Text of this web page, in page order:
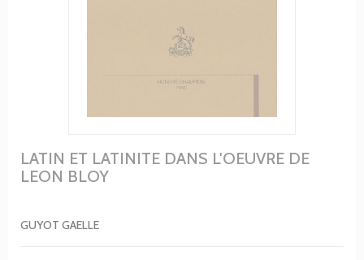
LATIN ET LATINITE DANS L'OEUVRE DE
LEON BLOY
GUYOT GAELLE